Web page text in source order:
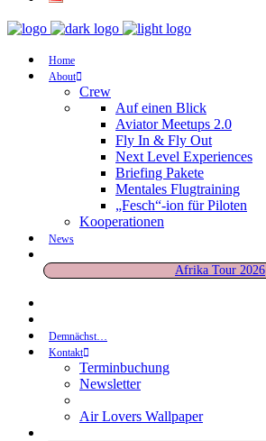
Home
About
Crew
Auf einen Blick
Aviator Meetups 2.0
Fly In & Fly Out
Next Level Experiences
Briefing Pakete
Mentales Flugtraining
„Fesch“-ion für Piloten
Kooperationen
News
Afrika Tour 2026
Demnächst…
Kontakt
Terminbuchung
Newsletter
Air Lovers Wallpaper